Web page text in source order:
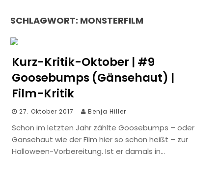
SCHLAGWORT: MONSTERFILM
Kurz-Kritik-Oktober | #9
Goosebumps (Gänsehaut) |
Film-Kritik
27. Oktober 2017 Benja Hiller
Schon im letzten Jahr zählte Goosebumps – oder
Gänsehaut wie der Film hier so schön heißt – zur
Halloween-Vorbereitung. Ist er damals in…